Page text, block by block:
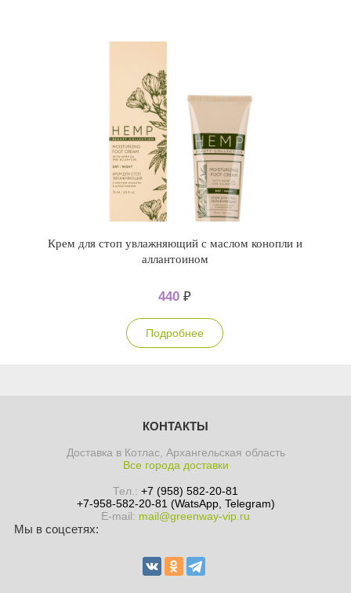
Крем для стоп увлажняющий с маслом конопли и
аллантоином
440 ₽
Подробнее
КОНТАКТЫ
Доставка в Котлас, Архангельская область
Все города доставки
Тел.: +7 (958) 582-20-81
+7-958-582-20-81 (WatsApp, Telegram)
E-mail: mail@greenway-vip.ru
Мы в соцсетях: